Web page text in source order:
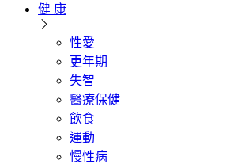
健 康
性愛
更年期
失智
醫療保健
飲食
運動
慢性病